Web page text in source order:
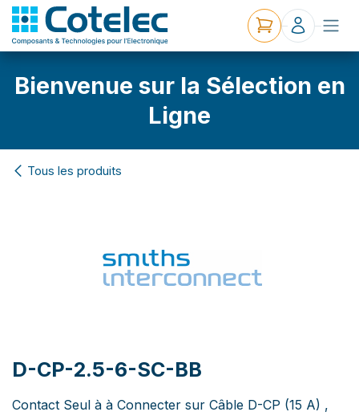
Bienvenue sur la Sélection en
Ligne
Tous les produits
D-CP-2.5-6-SC-BB
Contact Seul à à Connecter sur Câble D-CP (15 A) ,